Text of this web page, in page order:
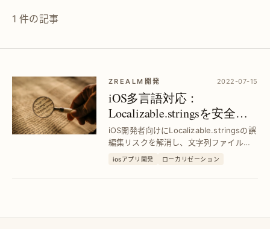
1 件の記事
ZREALM開発 2022-07-15
iOS多言語対応：
Localizable.stringsを安全に
管理する最適策｜文字列破
損を防ぐ方法
iOS開発者向けにLocalizable.stringsの誤
編集リスクを解消し、文字列ファイルの
安全性を確保する具体的な対策を紹介。
iosアプリ開発 ローカリゼーション